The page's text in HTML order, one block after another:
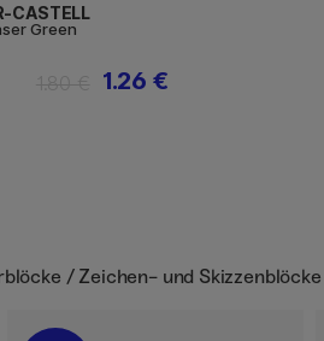
CASTELL
Green
1.26 €
/ Zeichen- und Skizzenblöcke